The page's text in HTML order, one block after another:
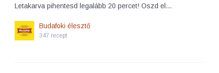
Letakarva pihentesd legalább 20 percet! Oszd el…
Budafoki élesztő
347 recept